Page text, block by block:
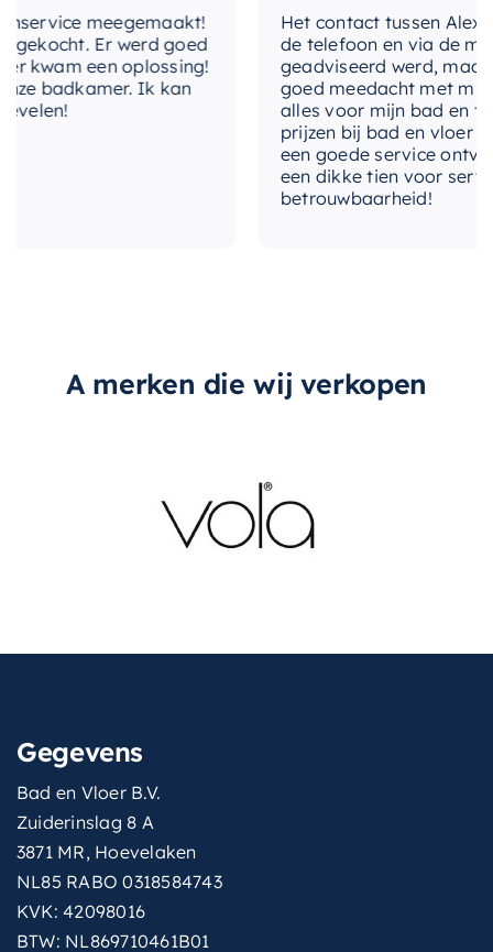
type-hendel Type 1
uitvoering-
uitloop
Vast
meegemaakt!
Er werd goed
een oplossing!
badkamer. Ik kan
Het contact tussen Alex
de telefoon en via de
geadviseerd werd, maar
goed meedacht met mij.
alles voor mijn bad en
prijzen bij bad en vloer
een goede service
een dikke tien voor
betrouwbaarheid!
A merken die wij verkopen
Gegevens
Bad en Vloer B.V.
Zuiderinslag 8 A
3871 MR, Hoevelaken
NL85 RABO 0318584743
KVK: 42098016
BTW: NL869710461B01